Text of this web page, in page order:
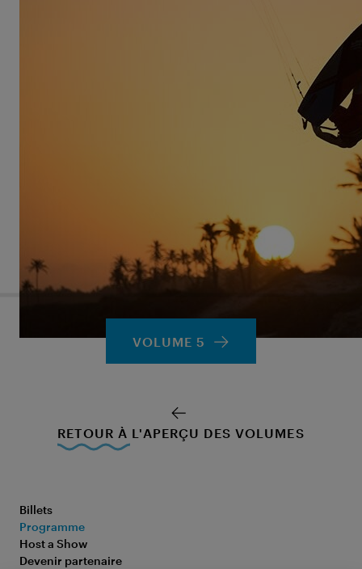
regarder en arrière et d'éclaircir les origines de ce
pratiqué au début comme seulement une variante
Youri Zoon, Bruna Kayija et bien d'autres encore.
" nous les suivons sur les
meilleurs spots de kitesurf du globe.
VOLUME 5
RETOUR À L'APERÇU DES VOLUMES
Billets
Programme
Host a Show
Devenir partenaire